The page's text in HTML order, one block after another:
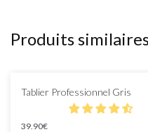
Produits
Tablier Professionnel Gris
39.90€